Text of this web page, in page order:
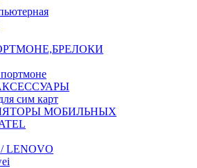
сим карт
МОБИЛЬНЫХ
LENOVO